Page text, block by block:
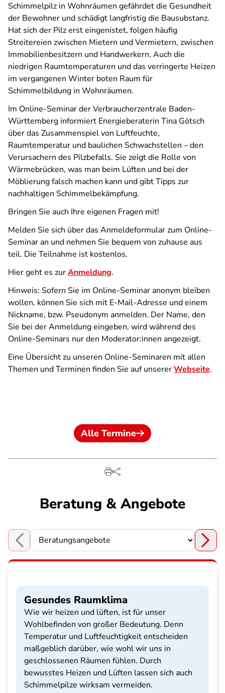
Schimmelpilz in Wohnräumen gefährdet die Gesundheit
der Bewohner und schädigt langfristig die Bausubstanz.
Hat sich der Pilz erst eingenistet, folgen häufig
Streitereien zwischen Mietern und Vermietern, zwischen
Immobilienbesitzern und Handwerkern. Auch die
niedrigen Raumtemperaturen und das verringerte Heizen
im vergangenen Winter boten Raum für
Schimmelbildung in Wohnräumen.
Im Online-Seminar der Verbraucherzentrale Baden-
Württemberg informiert Energieberaterin Tina Götsch
über das Zusammenspiel von Luftfeuchte,
Raumtemperatur und baulichen Schwachstellen – den
Verursachern des Pilzbefalls. Sie zeigt die Rolle von
Wärmebrücken, was man beim Lüften und bei der
Möblierung falsch machen kann und gibt Tipps zur
nachhaltigen Schimmelbekämpfung.
Bringen Sie auch Ihre eigenen Fragen mit!
Melden Sie sich über das Anmeldeformular zum Online-
Seminar an und nehmen Sie bequem von zuhause aus
teil. Die Teilnahme ist kostenlos.
Hier geht es zurAnmeldung.
Hinweis: Sofern Sie im Online-Seminar anonym bleiben
wollen, können Sie sich mit E-Mail-Adresse und einem
Nickname, bzw. Pseudonym anmelden. Der Name, den
Sie bei der Anmeldung eingeben, wird während des
Online-Seminars nur den Moderator:innen angezeigt.
Eine Übersicht zu unseren Online-Seminaren mit allen
Themen und Terminen finden Sie auf unsererWebseite.
Alle Termine
Beratung & Angebote
Choose a section
Gesundes Raumklima
Wie wir heizen und lüften, ist für unser
Wohlbefinden von großer Bedeutung. Denn
Temperatur und Luftfeuchtigkeit entscheiden
maßgeblich darüber, wie wohl wir uns in
geschlossenen Räumen fühlen. Durch
bewusstes Heizen und Lüften lassen sich auch
Schimmelpilze wirksam vermeiden.